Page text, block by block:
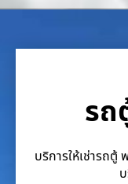
รถ
บริการให้เช่ารถ